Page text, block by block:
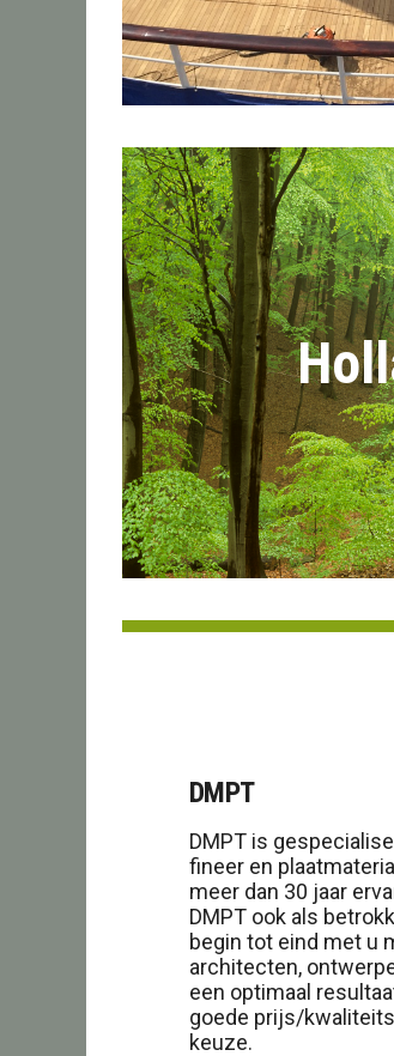
DMPT
DMPT is
fineer en
meer dan 30 jaar
DMPT ook als
begin tot eind met u
architecten,
een optimaal
goede prijs/
keuze.